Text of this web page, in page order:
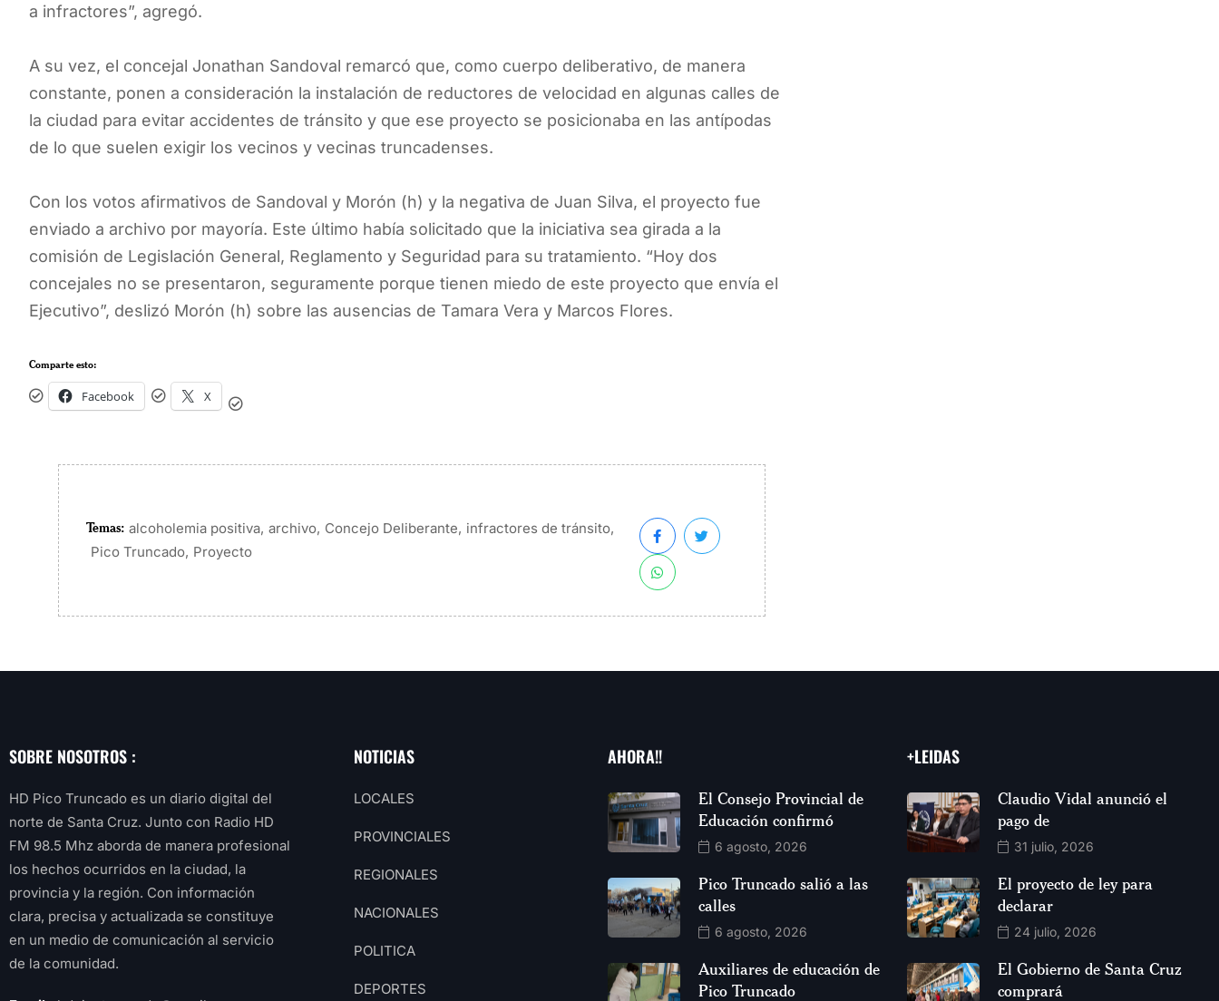
a infractores”, agregó.
A su vez, el concejal Jonathan Sandoval remarcó que, como cuerpo deliberativo, de manera
constante, ponen a consideración la instalación de reductores de velocidad en algunas calles de
la ciudad para evitar accidentes de tránsito y que ese proyecto se posicionaba en las antípodas
de lo que suelen exigir los vecinos y vecinas truncadenses.
Con los votos afirmativos de Sandoval y Morón (h) y la negativa de Juan Silva, el proyecto fue
enviado a archivo por mayoría. Este último había solicitado que la iniciativa sea girada a la
comisión de Legislación General, Reglamento y Seguridad para su tratamiento. “Hoy dos
concejales no se presentaron, seguramente porque tienen miedo de este proyecto que envía el
Ejecutivo”, deslizó Morón (h) sobre las ausencias de Tamara Vera y Marcos Flores.
Comparte esto:
Facebook X
Temas: alcoholemia positiva, archivo, Concejo Deliberante, infractores de tránsito,
Pico Truncado, Proyecto
SOBRE NOSOTROS :
HD Pico Truncado es un diario digital del
norte de Santa Cruz. Junto con Radio HD
FM 98.5 Mhz aborda de manera profesional
los hechos ocurridos en la ciudad, la
provincia y la región. Con información
clara, precisa y actualizada se constituye
en un medio de comunicación al servicio
de la comunidad.
NOTICIAS
LOCALES
PROVINCIALES
REGIONALES
NACIONALES
POLITICA
DEPORTES
AHORA!!
El Consejo Provincial de
Educación confirmó
6 agosto, 2026
Pico Truncado salió a las
calles
6 agosto, 2026
Auxiliares de educación de
Pico Truncado
+LEIDAS
Claudio Vidal anunció el
pago de
31 julio, 2026
El proyecto de ley para
declarar
24 julio, 2026
El Gobierno de Santa Cruz
comprará